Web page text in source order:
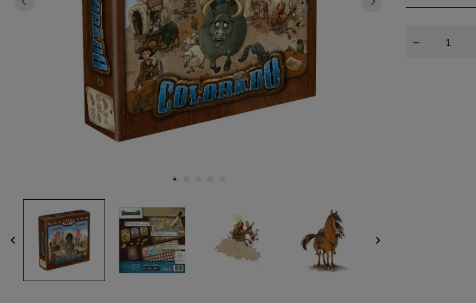
keyboard_arrow_left keyboard_arrow_right
–